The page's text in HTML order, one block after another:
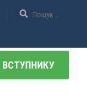
ВСТУПНИКУ